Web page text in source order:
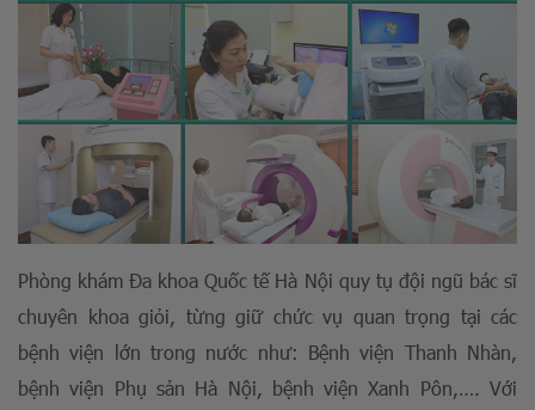
Phòng khám Đa khoa Quốc tế Hà Nội quy tụ đội ngũ bác sĩ
chuyên khoa giỏi, từng giữ chức vụ quan trọng tại các
bệnh viện lớn trong nước như: Bệnh viện Thanh Nhàn,
bệnh viện Phụ sản Hà Nội, bệnh viện Xanh Pôn,…. Với